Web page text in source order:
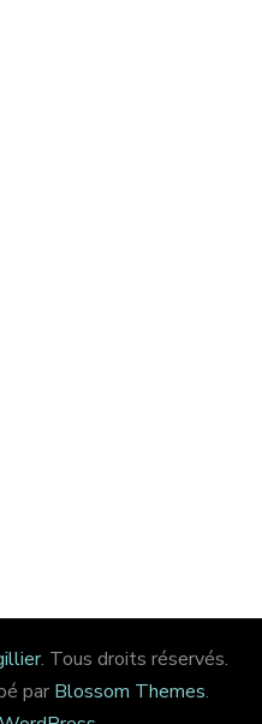
. Tous droits réservés.
par Blossom Themes.